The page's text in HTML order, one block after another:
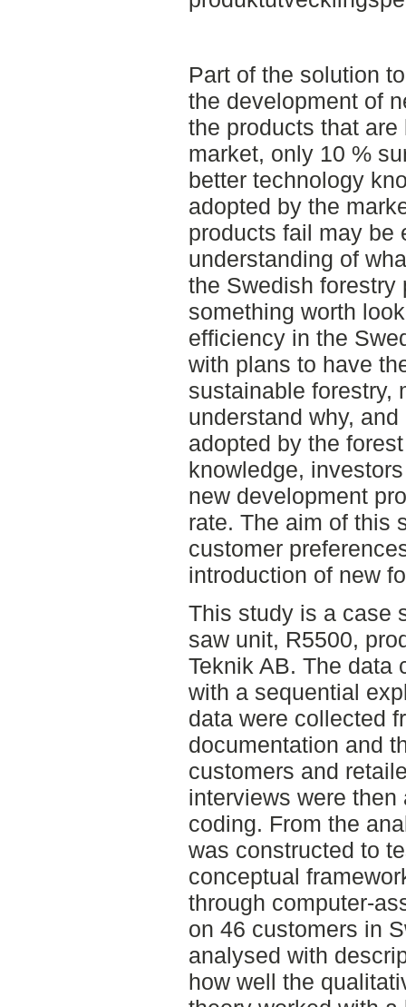
Part of the solution
the development of
the products that
market, only 10 %
better technology
adopted by the
products fail may be
understanding of
the Swedish forestry
something worth
efficiency in the
with plans to have
sustainable forestry,
understand why,
adopted by the
knowledge,
new development
rate. The aim of this
customer
introduction of new
This study is a case
saw unit, R5500,
Teknik AB. The data
with a sequential
data were collected
documentation and
customers and
interviews were
coding. From the
was constructed to
conceptual
through computer-
on 46 customers in
analysed with
how well the